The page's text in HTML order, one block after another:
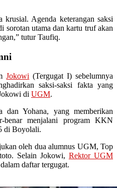
Agenda keterangan saksi
sorotan utama dan kartu truf akan
tutur Taufiq.
Jokowi (Tergugat I) sebelumnya
saksi-saksi fakta yang
di UGM.
dan Yohana, yang memberikan
benar menjalani program KKN
di Boyolali.
oleh dua alumnus UGM, Top
Selain Jokowi, Rektor UGM
daftar tergugat.